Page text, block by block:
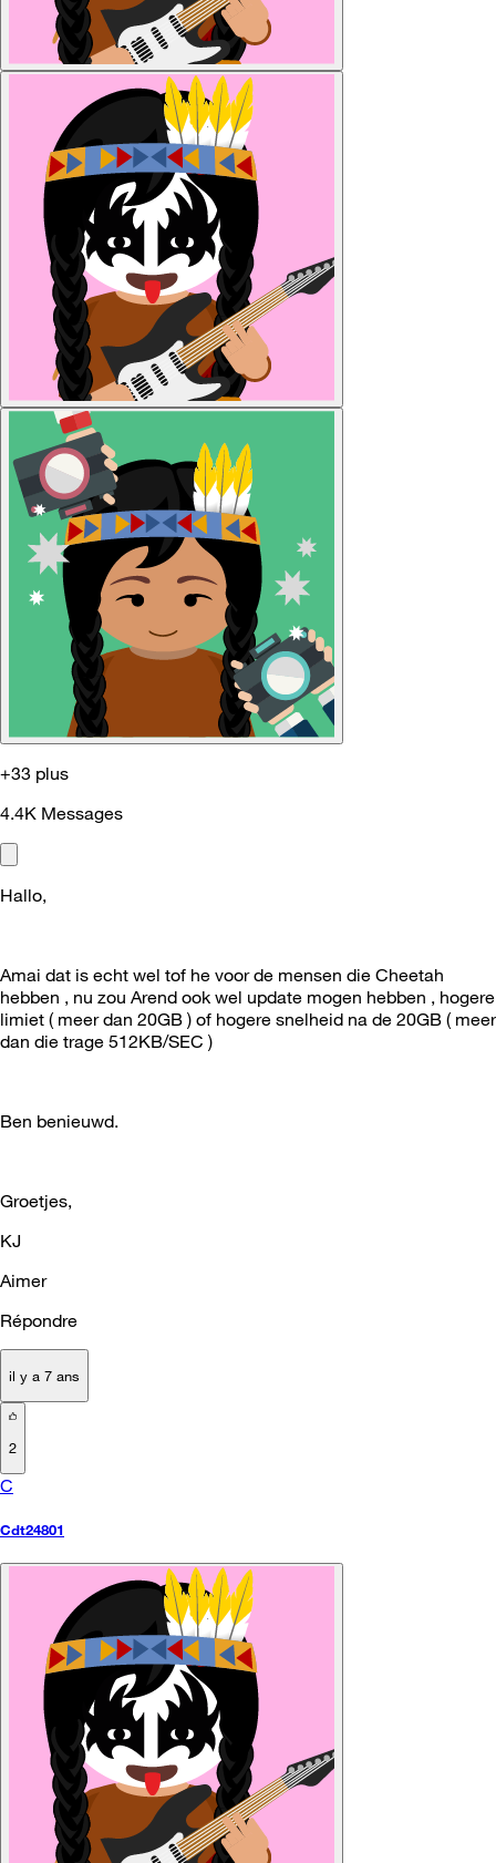
+33 plus
4.4K Messages
Hallo,
Amai dat is echt wel tof he voor de mensen die Cheetah
hebben , nu zou Arend ook wel update mogen hebben , hogere
limiet ( meer dan 20GB ) of hogere snelheid na de 20GB ( meer
dan die trage 512KB/SEC )
Ben benieuwd.
Groetjes,
KJ
Aimer
Répondre
il y a 7 ans
2
C
Cdt24801